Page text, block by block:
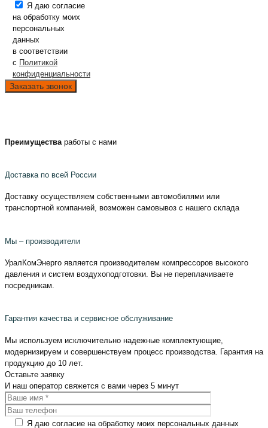
Я даю согласие
на обработку моих
персональных
данных
в соответствии
с Политикой
конфиденциальности
Преимущества работы с нами
Доставка по всей России
Доставку осуществляем собственными автомобилями или
транспортной компанией, возможен самовывоз с нашего склада
Мы – производители
УралКомЭнерго является производителем компрессоров высокого
давления и систем воздухоподготовки. Вы не переплачиваете
посредникам.
Гарантия качества и сервисное обслуживание
Мы используем исключительно надежные комплектующие,
модернизируем и совершенствуем процесс производства. Гарантия на
продукцию до 10 лет.
Оставьте заявку
И наш оператор свяжется с вами через 5 минут
Я даю согласие на обработку моих персональных данных